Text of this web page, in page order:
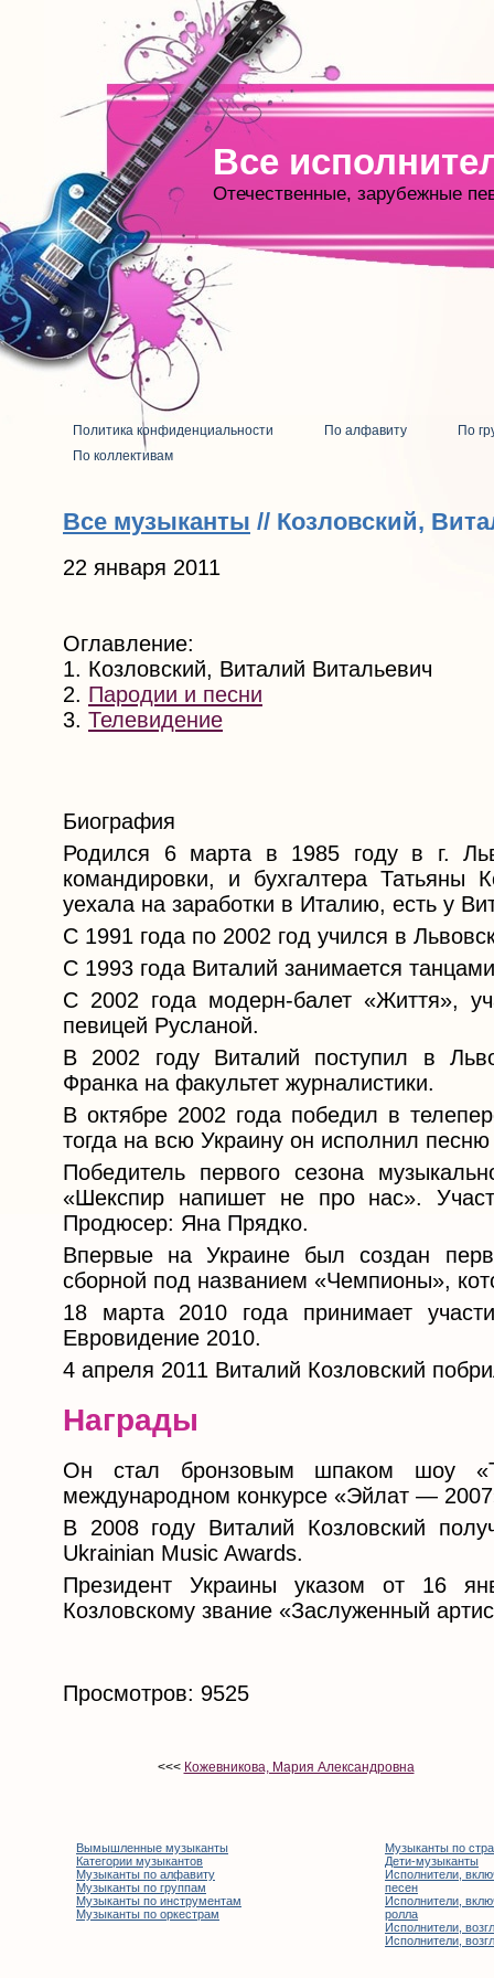
Все
Отечественные, зарубежные
Политика конфиденциальности По алфавиту
По
По коллективам
Все музыканты // Козловский,
22 января 2011
Оглавление:
1. Козловский, Виталий Витальевич
2. Пародии и песни
3. Телевидение
Биография
Родился 6 марта в 1985 году в г.
командировки, и бухгалтера Татьяны
уехала на заработки в Италию, есть у
С 1991 года по 2002 год учился в
С 1993 года Виталий занимается
С 2002 года модерн-балет «Життя»,
певицей Русланой.
В 2002 году Виталий поступил в
Франка на факультет журналистики.
В октябре 2002 года победил в
тогда на всю Украину он исполнил
Победитель первого сезона
«Шекспир напишет не про нас».
Продюсер: Яна Прядко.
Впервые на Украине был создан
сборной под названием «Чемпионы»,
18 марта 2010 года принимает
Евровидение 2010.
4 апреля 2011 Виталий Козловский
Награды
Он стал бронзовым шпаком шоу
международном конкурсе «Эйлат —
В 2008 году Виталий Козловский
Ukrainian Music Awards.
Президент Украины указом от 16
Козловскому звание «Заслуженный
Просмотров: 9525
<<< Кожевникова, Мария Александровна
Вымышленные музыканты
Категории музыкантов
Музыканты по алфавиту
Музыканты по группам
Музыканты по инструментам
Музыканты по оркестрам
Музыканты по
Дети-музыканты
Исполнители,
песен
Исполнители,
ролла
Исполнители,
Исполнители,